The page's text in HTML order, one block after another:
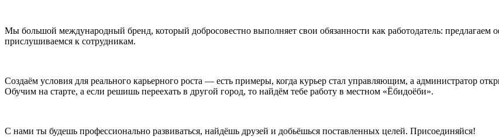
Мы большой международный бренд, который добросовестно выполняет свои обязанности как работодатель: предлагаем
прислушиваемся к сотрудникам.
Создаём условия для реального карьерного роста — есть примеры, когда курьер стал управляющим, а администратор
Обучим на старте, а если решишь переехать в другой город, то найдём тебе работу в местном «Ёбидоёби».
С нами ты будешь профессионально развиваться, найдёшь друзей и добьёшься поставленных целей. Присоединяйся!